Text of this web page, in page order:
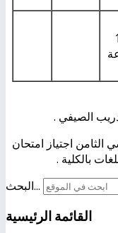
الصيفي .
اجتياز امتحان
بالكلية .
البحث...
القائمة الرئيسية